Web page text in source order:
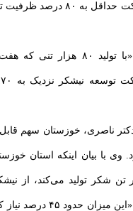
سال ۱۴۰۳ این شرکت حداقل
وی پیش‌بینی کرد: «با تولید ۸۰
ناصری، خوزستان سهم
وی با بیان اینکه استان
تولید می‌کند، گفت: «این